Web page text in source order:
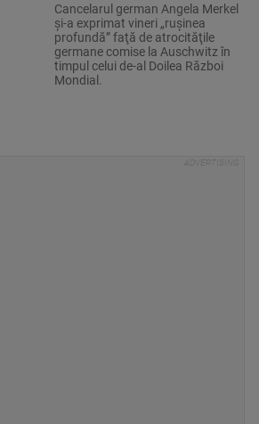
Cancelarul german Angela Merkel
şi-a exprimat vineri „ruşinea
profundă” faţă de atrocităţile
germane comise la Auschwitz în
timpul celui de-al Doilea Război
Mondial.